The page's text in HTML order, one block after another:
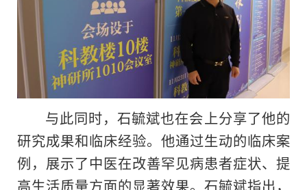
与此同时，石毓斌也在会上分享了他的
研究成果和临床经验。他通过生动的临床案
例，展示了中医在改善罕见病患者症状、提
高生活质量方面的显著效果。石毓斌指出，